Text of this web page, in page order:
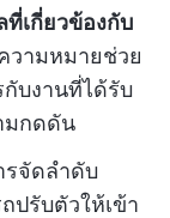
เกี่ยวข้องกับ
วามหมายช่วย
บงานที่ได้รับ
มกดดัน
รจัดลำดับ
ปรับตัวให้เข้า